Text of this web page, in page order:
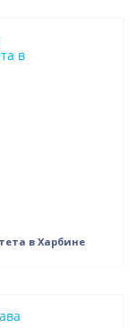
в Харбине